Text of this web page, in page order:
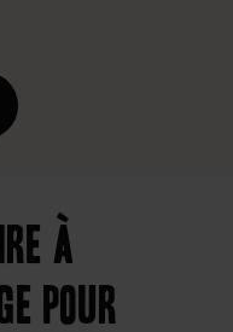
à
pour